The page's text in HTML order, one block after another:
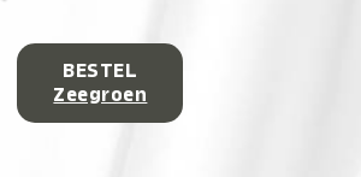
BESTEL
Zeegroen